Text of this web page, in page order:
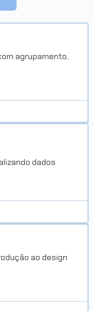
agrupamento,
dados
ao design